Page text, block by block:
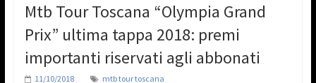
Mtb Tour Toscana “Olympia Grand
Prix” ultima tappa 2018: premi
importanti riservati agli abbonati
11/10/2018 mtb tour toscana